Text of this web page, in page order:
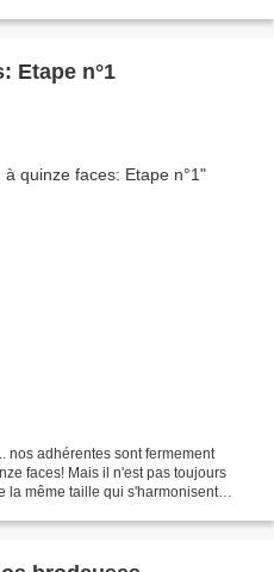
Etape n°1
nos adhérentes sont fermement
faces! Mais il n'est pas toujours
la même taille qui s'harmonisent